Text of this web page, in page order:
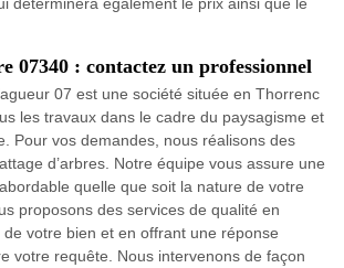
déterminera également le prix ainsi que le
07340 : contactez un professionnel
07 est une société située en Thorrenc
les travaux dans le cadre du paysagisme et
Pour vos demandes, nous réalisons des
d’arbres. Notre équipe vous assure une
quelle que soit la nature de votre
proposons des services de qualité en
votre bien et en offrant une réponse
votre requête. Nous intervenons de façon